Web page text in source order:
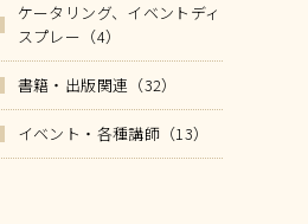
ケータリング、イベントディ
スプレー（4）
書籍・出版関連（32）
イベント・各種講師（13）